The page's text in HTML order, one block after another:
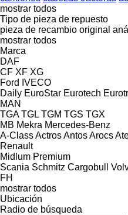
mostrar todos
Tipo de pieza de repuesto
pieza de recambio original
mostrar todos
Marca
DAF
CF XF XG
Ford IVECO
Daily EuroStar Eurotech
MAN
TGA TGL TGM TGS TGX
MB Mekra Mercedes-Benz
A-ClassActrosAntosArocs
Renault
Midlum Premium
Scania Schmitz Cargobull
FH
mostrar todos
Ubicación
Radio de búsqueda